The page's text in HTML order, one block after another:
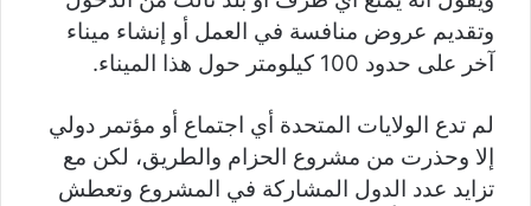
وتقديم عروض منافسة في العمل أو إنشاء ميناء
آخر على حدود 100 كيلومتر حول هذا الميناء.
لم تدع الولايات المتحدة أي اجتماع أو مؤتمر دولي
إلا وحذرت من مشروع الحزام والطريق، لكن مع
تزايد عدد الدول المشاركة في المشروع وتعطش